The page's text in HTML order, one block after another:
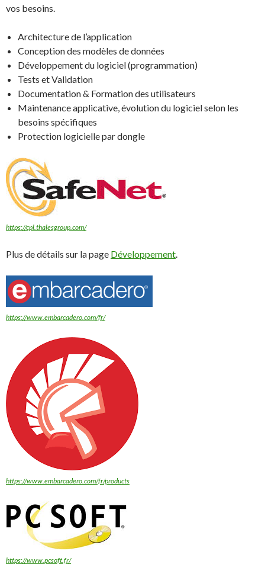
vos besoins.
Architecture de l’application
Conception des modèles de données
Développement du logiciel (programmation)
Tests et Validation
Documentation & Formation des utilisateurs
Maintenance applicative, évolution du logiciel selon les
besoins spécifiques
Protection logicielle par dongle
https://cpl.thalesgroup.com/
Plus de détails sur la page Développement.
https://www.embarcadero.com/fr/
https://www.embarcadero.com/fr/products
https://www.pcsoft.fr/